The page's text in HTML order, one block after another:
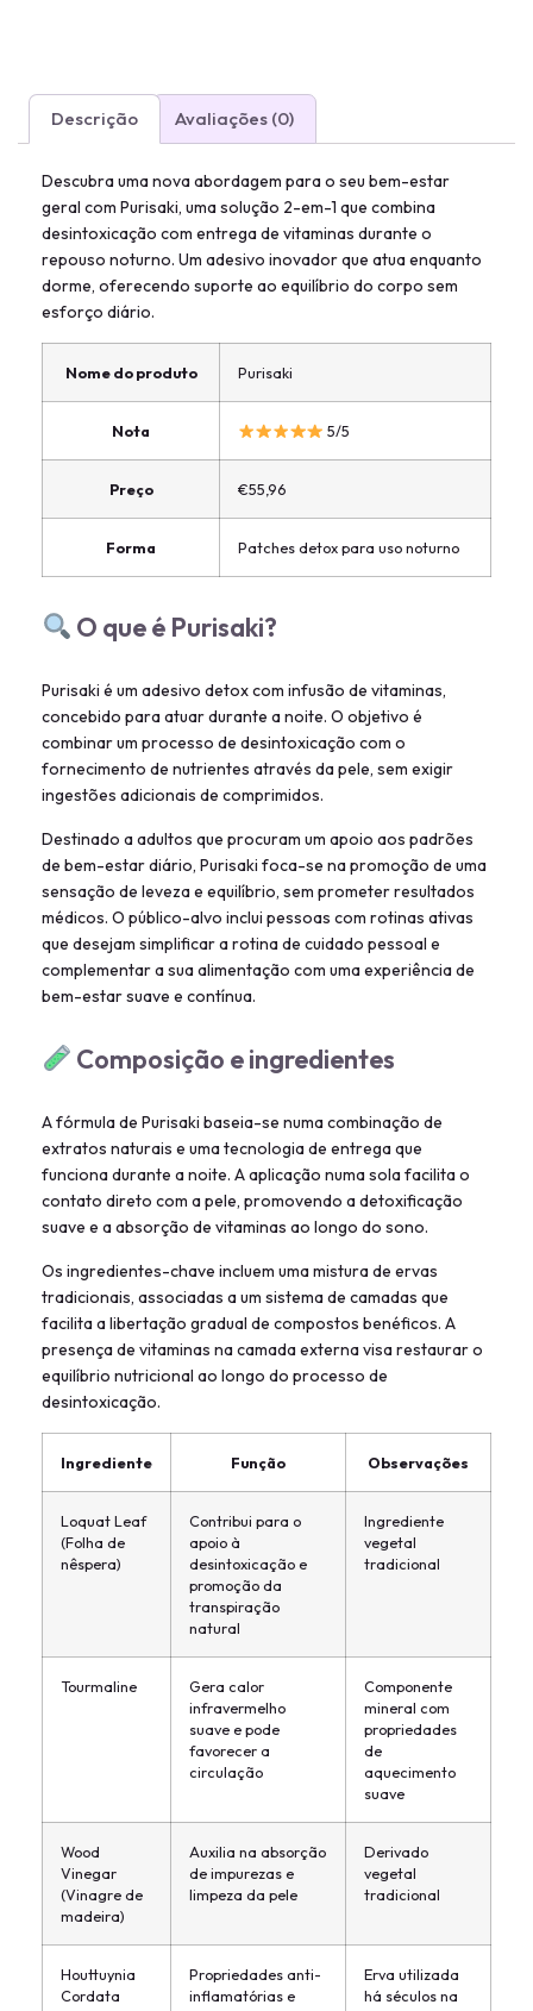
Descrição Avaliações (0)
Descubra uma nova abordagem para o seu bem-estar
geral com Purisaki, uma solução 2-em-1 que combina
desintoxicação com entrega de vitaminas durante o
repouso noturno. Um adesivo inovador que atua enquanto
dorme, oferecendo suporte ao equilíbrio do corpo sem
esforço diário.
Nome do produto Purisaki
Nota 5/5
Preço €55,96
Forma Patches detox para uso noturno
O que é Purisaki?
Purisaki é um adesivo detox com infusão de vitaminas,
concebido para atuar durante a noite. O objetivo é
combinar um processo de desintoxicação com o
fornecimento de nutrientes através da pele, sem exigir
ingestões adicionais de comprimidos.
Destinado a adultos que procuram um apoio aos padrões
de bem-estar diário, Purisaki foca-se na promoção de uma
sensação de leveza e equilíbrio, sem prometer resultados
médicos. O público-alvo inclui pessoas com rotinas ativas
que desejam simplificar a rotina de cuidado pessoal e
complementar a sua alimentação com uma experiência de
bem-estar suave e contínua.
Composição e ingredientes
A fórmula de Purisaki baseia-se numa combinação de
extratos naturais e uma tecnologia de entrega que
funciona durante a noite. A aplicação numa sola facilita o
contato direto com a pele, promovendo a detoxificação
suave e a absorção de vitaminas ao longo do sono.
Os ingredientes-chave incluem uma mistura de ervas
tradicionais, associadas a um sistema de camadas que
facilita a libertação gradual de compostos benéficos. A
presença de vitaminas na camada externa visa restaurar o
equilíbrio nutricional ao longo do processo de
desintoxicação.
Ingrediente Função Observações
Loquat Leaf
(Folha de
nêspera)
Contribui para o
apoio à
desintoxicação e
promoção da
transpiração
natural
Ingrediente
vegetal
tradicional
Tourmaline
Gera calor
infravermelho
suave e pode
favorecer a
circulação
Componente
mineral com
propriedades
de
aquecimento
suave
Wood
Vinegar
(Vinagre de
madeira)
Auxilia na absorção
de impurezas e
limpeza da pele
Derivado
vegetal
tradicional
Houttuynia
Cordata
Propriedades anti-
inflamatórias e
Erva utilizada
há séculos na